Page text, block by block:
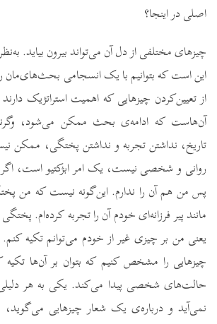
اصلی در اینجا؟
چیزهای مختلفی از دل آن می‌تواند بیرون بیاید.
این است که بتوانیم با یک انسجامی بحث‌های‌مان
از تعیین‌کردن چیزهایی که اهمیت استراتژیک
آن‌هاست که ادامه‌ی بحث ممکن می‌شود،
تاریخ، نداشتن تجربه و نداشتن پختگی،
روانی و شخصی نیست، یک امر ابژکتیو است،
پس من هم آن را ندارم. این‌گونه نیست که من
مانند پیر فرزانه‌ای خودم آن را تجربه کرده‌ام.
یعنی من بر چیزی غیر از خودم می‌توانم تکیه کنم.
چیزهایی را مشخص کنیم که بتوان بر آن‌ها
حالت‌های شخصی پیدا می‌کند. یکی به هر
نمی‌آید و درباره‌ی یک شعار چیزهایی